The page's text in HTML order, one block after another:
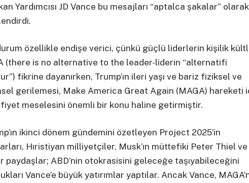
Yardımcısı JD Vance bu mesajları “aptalca şakalar” olarak
özellikle endişe verici, çünkü güçlü liderlerin kişilik
(there is no alternative to the leader-liderin “alternatifi
fikrine dayanırken, Trump’ın ileri yaşı ve bariz fiziksel ve
gerilemesi, Make America Great Again (MAGA) hareketi
meselesini önemli bir konu haline getirmiştir.
ikinci dönem gündemini özetleyen Project 2025’in
Hıristiyan milliyetçiler, Musk’ın müttefiki Peter Thiel ve
paydaşlar; ABD’nin otokrasisini geleceğe taşıyabileceğini
Vance’e büyük yatırımlar yaptılar. Ancak Vance,